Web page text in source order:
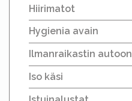
Hiirimatot
Hygienia avain
Ilmanraikastin autoon
Iso käsi